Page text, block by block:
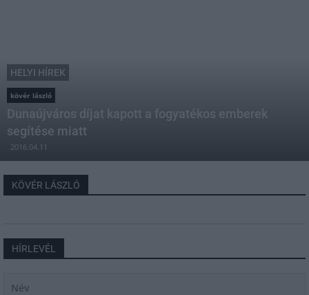
HELYI HÍREK
kövér lászló
Dunaújváros díjat kapott a fogyatékos emberek
segítése miatt
2016.04.11
KÖVÉR LÁSZLÓ
HÍRLEVÉL
Név